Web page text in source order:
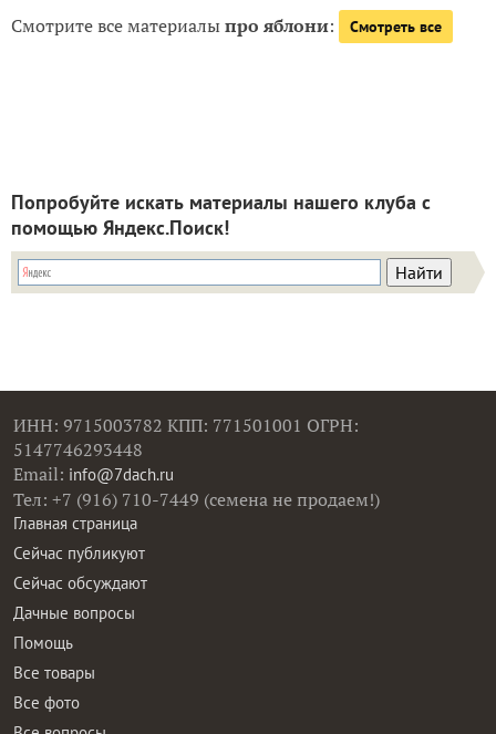
Смотрите все материалыпро яблони: Смотреть все
Попробуйте искать материалы нашего клуба с
помощью Яндекс.Поиск!
ИНН: 9715003782 КПП: 771501001 ОГРН:
5147746293448
Email: info@7dach.ru
Тел: +7 (916) 710-7449 (семена не продаем!)
Главная страница
Сейчас публикуют
Сейчас обсуждают
Дачные вопросы
Помощь
Все товары
Все фото